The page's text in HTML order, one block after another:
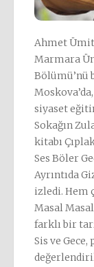
Ahmet Ümit,
Marmara
Bölümü’nü
siyaset
Sokağın
kitabı
Ses Böler
Ayrıntıda
izledi. Hem
Masal
farklı bir
Sis ve